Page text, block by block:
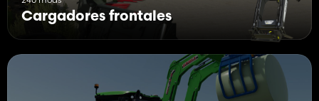
Cargadores frontales